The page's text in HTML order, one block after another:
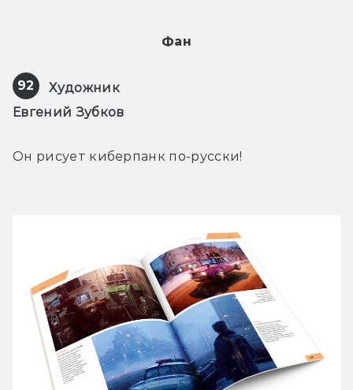
Фан
92
Художник
Евгений Зубков
Он рисует киберпанк по-русски!